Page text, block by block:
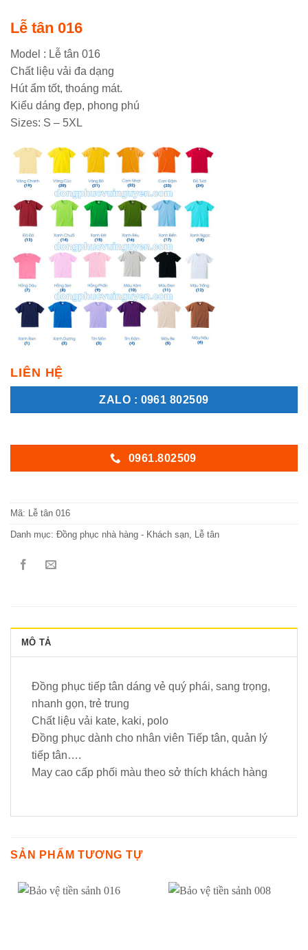
Lễ tân 016
Model : Lễ tân 016
Chất liệu vải đa dạng
Hút ẩm tốt, thoáng mát.
Kiểu dáng đẹp, phong phú
Sizes: S – 5XL
LIÊN HỆ
ZALO : 0961 802509
0961.802509
Mã: Lễ tân 016
Danh mục: Đồng phục nhà hàng - Khách sạn, Lễ tân
MÔ TẢ
Đồng phục tiếp tân dáng vẻ quý phái, sang trọng,
nhanh gọn, trẻ trung
Chất liệu vải kate, kaki, polo
Đồng phục dành cho nhân viên Tiếp tân, quản lý
tiếp tân….
May cao cấp phối màu theo sở thích khách hàng
SẢN PHẨM TƯƠNG TỰ